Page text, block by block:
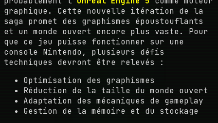
graphique. Cette nouvelle itération de la
saga promet des graphismes époustouflants
et un monde ouvert encore plus vaste. Pour
que ce jeu puisse fonctionner sur une
console Nintendo, plusieurs défis
techniques devront être relevés :
Optimisation des graphismes
Réduction de la taille du monde ouvert
Adaptation des mécaniques de gameplay
Gestion de la mémoire et du stockage